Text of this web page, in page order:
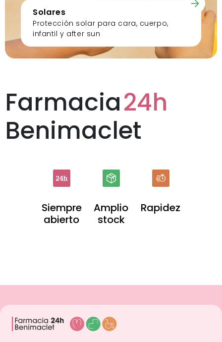
Solares
Protección solar para cara, cuerpo,
infantil y after sun
Farmacia24h
Benimaclet
Siempre
abierto
Amplio
stock
Rapidez